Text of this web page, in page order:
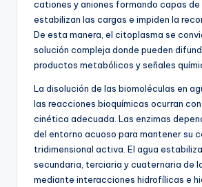
cationes y aniones formando capas
estabilizan las cargas e impiden la
De esta manera, el citoplasma se
solución compleja donde pueden
productos metabólicos y señales
La disolución de las biomoléculas en
las reacciones bioquímicas ocurran
cinética adecuada. Las enzimas
del entorno acuoso para mantener su
tridimensional activa. El agua
secundaria, terciaria y cuaternaria de
mediante interacciones hidrofílicas e